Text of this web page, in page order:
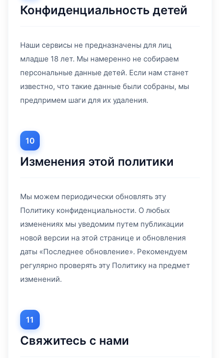
Конфиденциальность детей
Наши сервисы не предназначены для лиц
младше 18 лет. Мы намеренно не собираем
персональные данные детей. Если нам станет
известно, что такие данные были собраны, мы
предпримем шаги для их удаления.
10
Изменения этой политики
Мы можем периодически обновлять эту
Политику конфиденциальности. О любых
изменениях мы уведомим путем публикации
новой версии на этой странице и обновления
даты «Последнее обновление». Рекомендуем
регулярно проверять эту Политику на предмет
изменений.
11
Свяжитесь с нами